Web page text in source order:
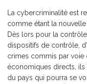
La cybercriminalité est
comme étant la
Dès lors pour la
dispositifs de contrôle,
crimes commis par voie
économiques directs, ils
du pays qui pourra se